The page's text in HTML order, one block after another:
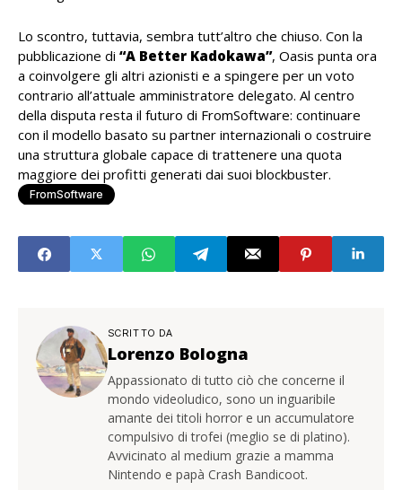
Lo scontro, tuttavia, sembra tutt’altro che chiuso. Con la
pubblicazione di “A Better Kadokawa”, Oasis punta ora
a coinvolgere gli altri azionisti e a spingere per un voto
contrario all’attuale amministratore delegato. Al centro
della disputa resta il futuro di FromSoftware: continuare
con il modello basato su partner internazionali o costruire
una struttura globale capace di trattenere una quota
maggiore dei profitti generati dai suoi blockbuster.
FromSoftware
SCRITTO DA
Lorenzo Bologna
Appassionato di tutto ciò che concerne il
mondo videoludico, sono un inguaribile
amante dei titoli horror e un accumulatore
compulsivo di trofei (meglio se di platino).
Avvicinato al medium grazie a mamma
Nintendo e papà Crash Bandicoot.